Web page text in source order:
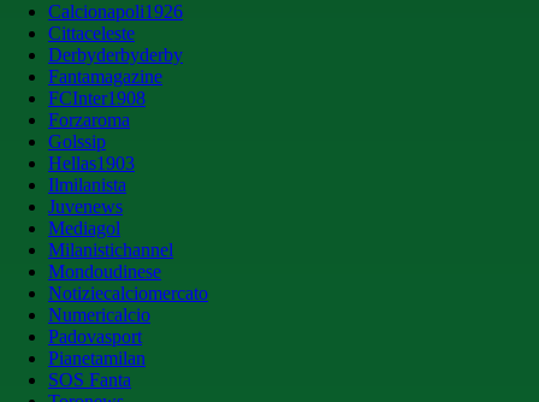
Calcionapoli1926
Cittaceleste
Derbyderbyderby
Fantamagazine
FCInter1908
Forzaroma
Golssip
Hellas1903
Ilmilanista
Juvenews
Mediagol
Milanistichannel
Mondoudinese
Notiziecalciomercato
Numericalcio
Padovasport
Pianetamilan
SOS Fanta